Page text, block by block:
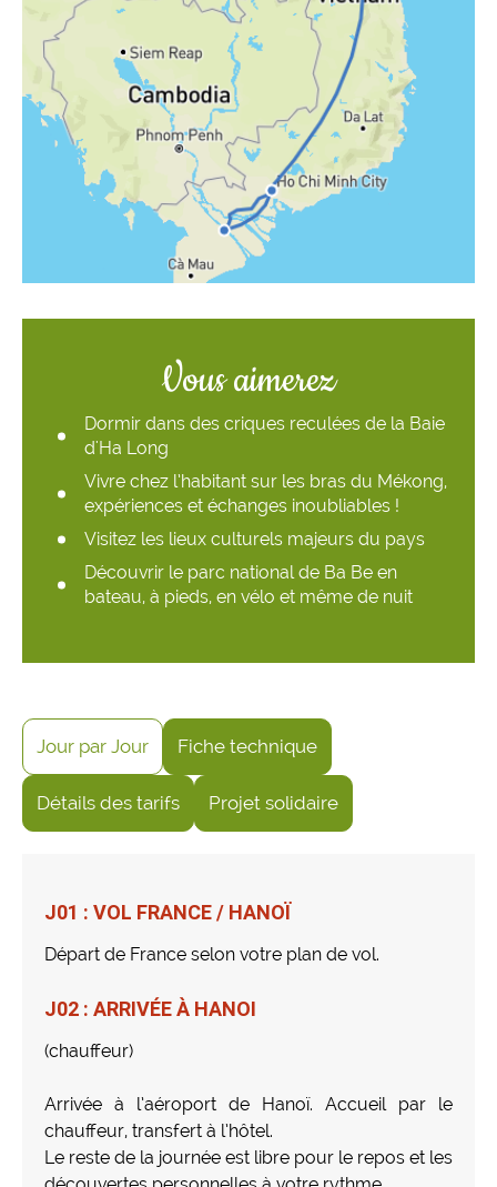
Vous aimerez
Dormir dans des criques reculées de la Baie
d'Ha Long
Vivre chez l’habitant sur les bras du Mékong,
expériences et échanges inoubliables !
Visitez les lieux culturels majeurs du pays
Découvrir le parc national de Ba Be en
bateau, à pieds, en vélo et même de nuit
Jour par Jour Fiche technique
Détails des tarifs Projet solidaire
J01 : VOL FRANCE / HANOÏ
Départ de France selon votre plan de vol.
J02 : ARRIVÉE À HANOI
(chauffeur)
Arrivée à l’aéroport de Hanoï. Accueil par le
chauffeur, transfert à l’hôtel.
Le reste de la journée est libre pour le repos et les